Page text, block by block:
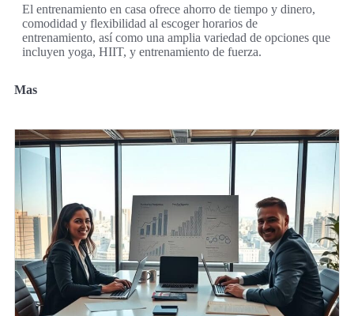
El entrenamiento en casa ofrece ahorro de tiempo y dinero,
comodidad y flexibilidad al escoger horarios de
entrenamiento, así como una amplia variedad de opciones que
incluyen yoga, HIIT, y entrenamiento de fuerza.
Mas